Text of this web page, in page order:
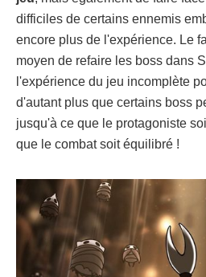
difficiles de certains ennemis
encore plus de l'expérience. Le
moyen de refaire les boss dans
l'expérience du jeu incomplète
d'autant plus que certains boss
jusqu'à ce que le protagoniste
que le combat soit équilibré !